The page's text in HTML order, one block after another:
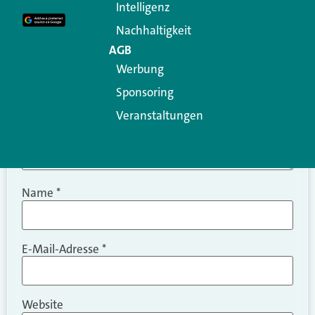
Kommentar
Name *
E-Mail-Adresse *
Website
Intelligenz
Nachhaltigkeit
AGB
Werbung
Sponsoring
Veranstaltungen